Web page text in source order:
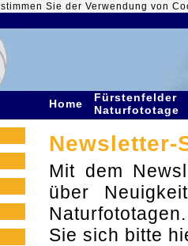
Sie der Verwendung von
Home
Fürstenfelder
Naturfototage
Newsletter-
Mit dem
über
Sie sich bitte